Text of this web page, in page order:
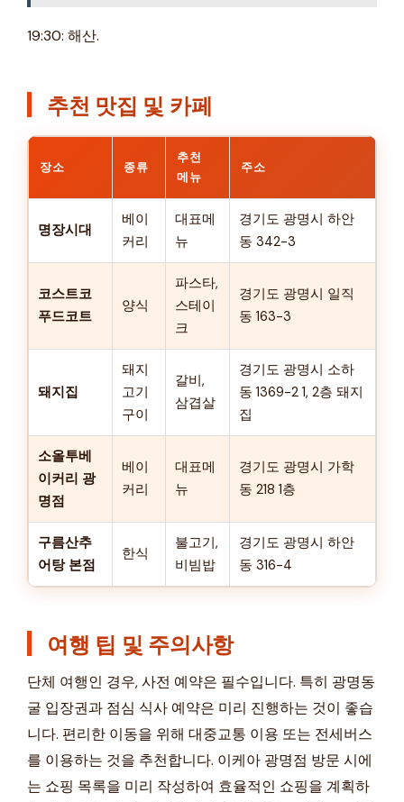
19:30: 해산.
추천 맛집 및 카페
장소 종류
추천
메뉴
주소
명장시대
베이
커리
대표메
뉴
경기도 광명시 하안
동 342-3
코스트코
푸드코트
양식
파스타,
스테이
크
경기도 광명시 일직
동 163-3
돼지집
돼지
고기
구이
갈비,
삼겹살
경기도 광명시 소하
동 1369-2 1, 2층 돼지
집
소올투베
이커리 광
명점
베이
커리
대표메
뉴
경기도 광명시 가학
동 218 1층
구름산추
어탕 본점
한식
불고기,
비빔밥
경기도 광명시 하안
동 316-4
여행 팁 및 주의사항
단체 여행인 경우, 사전 예약은 필수입니다. 특히 광명동
굴 입장권과 점심 식사 예약은 미리 진행하는 것이 좋습
니다. 편리한 이동을 위해 대중교통 이용 또는 전세버스
를 이용하는 것을 추천합니다. 이케아 광명점 방문 시에
는 쇼핑 목록을 미리 작성하여 효율적인 쇼핑을 계획하